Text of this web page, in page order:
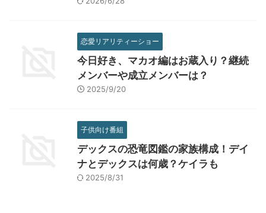
恋愛リアリティーショー
今日好き、マカオ編はお蔵入り？継続
メンバーや成立メンバーは？
2025/9/20
子供向け番組
デックスの恐竜図鑑の家族構成！デイ
ナとデックスは何歳？ケイラも
2025/8/31